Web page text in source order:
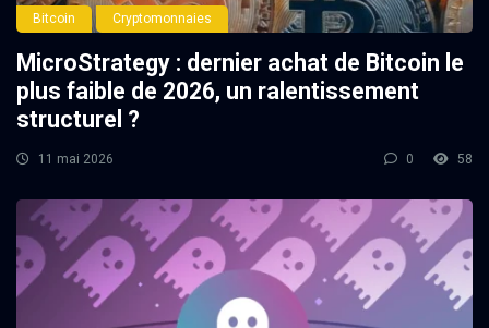
Bitcoin Cryptomonnaies
MicroStrategy : dernier achat de Bitcoin le
plus faible de 2026, un ralentissement
structurel ?
11 mai 2026 0 58